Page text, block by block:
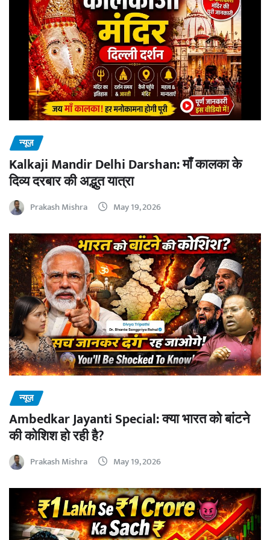
न्यूज़
Kalkaji Mandir Delhi Darshan: माँ कालका के
दिव्य दरबार की अद्भुत यात्रा
Prakash Mishra May 19, 2026
न्यूज़
Ambedkar Jayanti Special: क्या भारत को बांटने
की कोशिश हो रही है?
Prakash Mishra May 19, 2026